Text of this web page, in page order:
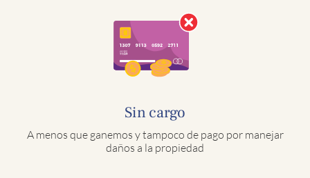
Sin cargo
A menos que ganemos y tampoco de pago por manejar
daños a la propiedad